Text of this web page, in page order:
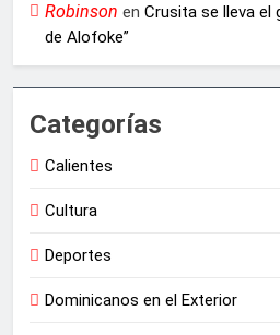
Robinson en Crusita se lleva el
de Alofoke”
Categorías
Calientes
Cultura
Deportes
Dominicanos en el Exterior